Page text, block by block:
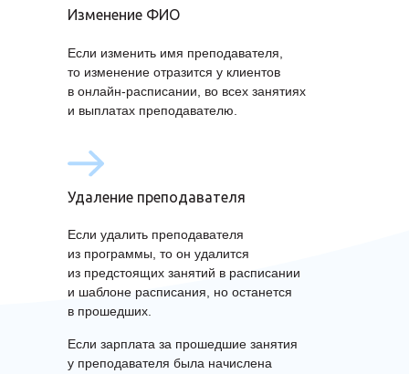
Изменение ФИО
Если изменить имя преподавателя,
то изменение отразится у клиентов
в онлайн-расписании, во всех занятиях
и выплатах преподавателю.
Удаление преподавателя
Если удалить преподавателя
из программы, то он удалится
из предстоящих занятий в расписании
и шаблоне расписания, но останется
в прошедших.
Если зарплата за прошедшие занятия
у преподавателя была начислена